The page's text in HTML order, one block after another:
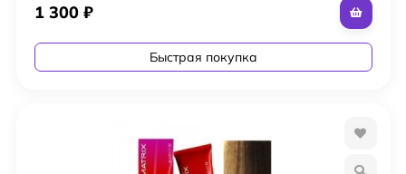
1 300 ₽
Быстрая покупка